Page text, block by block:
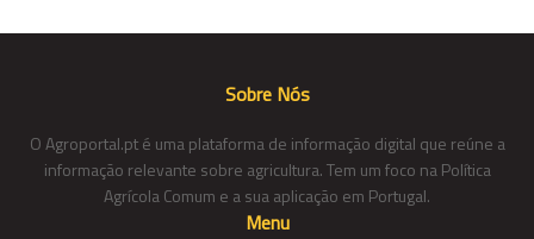
Sobre Nós
O Agroportal.pt é uma plataforma de informação digital que reúne a
informação relevante sobre agricultura. Tem um foco na Política
Agrícola Comum e a sua aplicação em Portugal.
Menu